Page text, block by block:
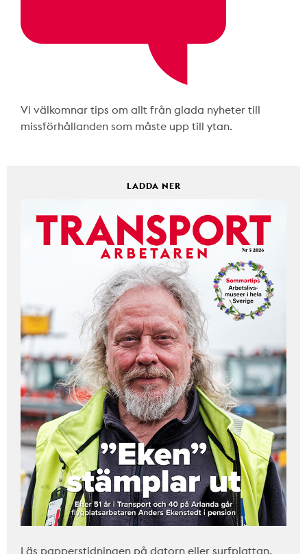
Vi välkomnar tips om allt från glada nyheter till
missförhållanden som måste upp till ytan.
LADDA NER
Läs papperstidningen på datorn eller surfplattan.